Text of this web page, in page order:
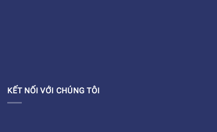
KẾT NỐI VỚI CHÚNG TÔI